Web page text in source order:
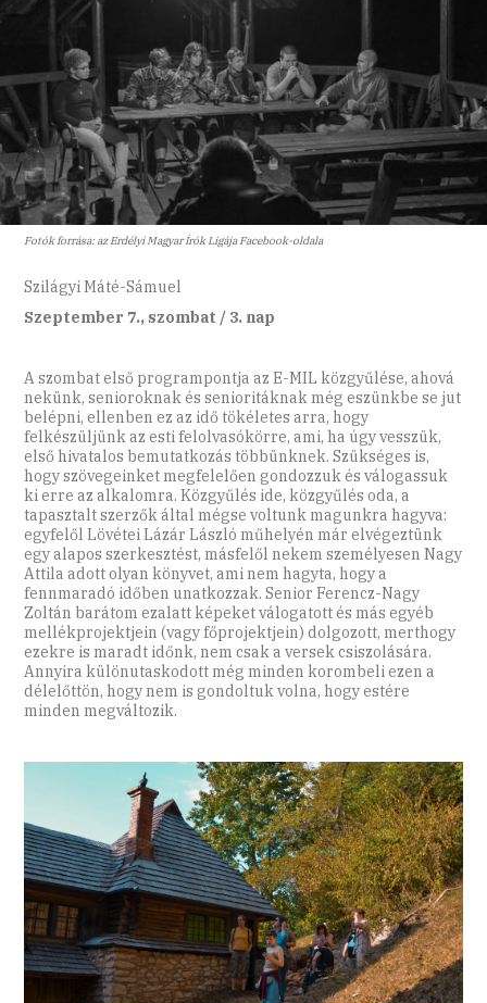
Fotók forrása: az Erdélyi Magyar Írók Ligája Facebook-oldala
Szilágyi Máté-Sámuel
Szeptember 7., szombat / 3. nap
A szombat első programpontja az E-MIL közgyűlése, ahová
nekünk, senioroknak és senioritáknak még eszünkbe se jut
belépni, ellenben ez az idő tökéletes arra, hogy
felkészüljünk az esti felolvasókörre, ami, ha úgy vesszük,
első hivatalos bemutatkozás többünknek. Szükséges is,
hogy szövegeinket megfelelően gondozzuk és válogassuk
ki erre az alkalomra. Közgyűlés ide, közgyűlés oda, a
tapasztalt szerzők által mégse voltunk magunkra hagyva:
egyfelől Lövétei Lázár László műhelyén már elvégeztünk
egy alapos szerkesztést, másfelől nekem személyesen Nagy
Attila adott olyan könyvet, ami nem hagyta, hogy a
fennmaradó időben unatkozzak. Senior Ferencz-Nagy
Zoltán barátom ezalatt képeket válogatott és más egyéb
mellékprojektjein (vagy főprojektjein) dolgozott, merthogy
ezekre is maradt időnk, nem csak a versek csiszolására.
Annyira különutaskodott még minden korombeli ezen a
délelőttön, hogy nem is gondoltuk volna, hogy estére
minden megváltozik.